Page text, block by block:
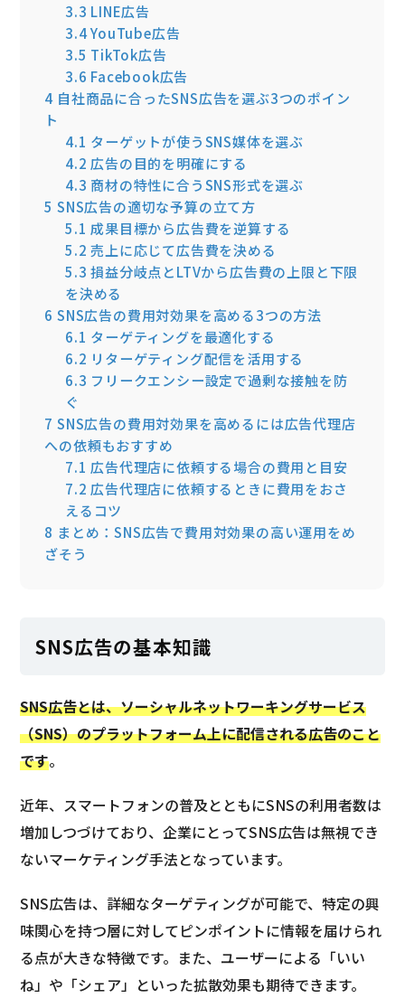
3.3 LINE広告
3.4YouTube広告
3.5 TikTok広告
3.6 Facebook広告
4 自社商品に合ったSNS広告を選ぶ3つのポイン
ト
4.1 ターゲットが使うSNS媒体を選ぶ
4.2 広告の目的を明確にする
4.3 商材の特性に合うSNS形式を選ぶ
5 SNS広告の適切な予算の立て方
5.1 成果目標から広告費を逆算する
5.2 売上に応じて広告費を決める
5.3 損益分岐点とLTVから広告費の上限と下限
を決める
6 SNS広告の費用対効果を高める3つの方法
6.1 ターゲティングを最適化する
6.2 リターゲティング配信を活用する
6.3 フリークエンシー設定で過剰な接触を防
ぐ
7 SNS広告の費用対効果を高めるには広告代理店
への依頼もおすすめ
7.1 広告代理店に依頼する場合の費用と目安
7.2 広告代理店に依頼するときに費用をおさ
えるコツ
8 まとめ：SNS広告で費用対効果の高い運用をめ
ざそう
SNS広告の基本知識
SNS広告とは、ソーシャルネットワーキングサービス
（SNS）のプラットフォーム上に配信される広告のこと
です。
近年、スマートフォンの普及とともにSNSの利用者数は
増加しつづけており、企業にとってSNS広告は無視でき
ないマーケティング手法となっています。
SNS広告は、詳細なターゲティングが可能で、特定の興
味関心を持つ層に対してピンポイントに情報を届けられ
る点が大きな特徴です。また、ユーザーによる「いい
ね」や「シェア」といった拡散効果も期待できます。